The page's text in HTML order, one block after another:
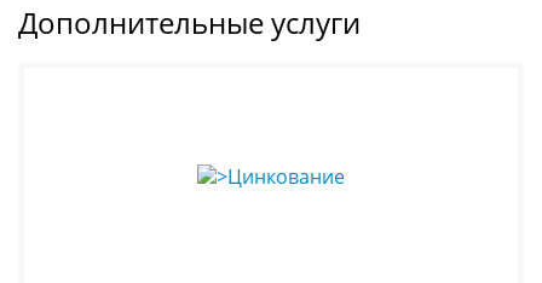
Дополнительные услуги